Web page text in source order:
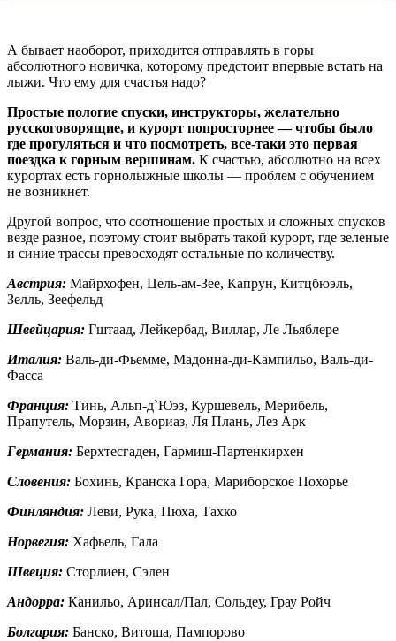
А бывает наоборот, приходится отправлять в горы
абсолютного новичка, которому предстоит впервые встать на
лыжи. Что ему для счастья надо?
Простые пологие спуски, инструкторы, желательно
русскоговорящие, и курорт попросторнее — чтобы было
где прогуляться и что посмотреть, все-таки это первая
поездка к горным вершинам. К счастью, абсолютно на всех
курортах есть горнолыжные школы — проблем с обучением
не возникнет.
Другой вопрос, что соотношение простых и сложных спусков
везде разное, поэтому стоит выбрать такой курорт, где зеленые
и синие трассы превосходят остальные по количеству.
Австрия: Майрхофен, Цель-ам-Зее, Капрун, Китцбюэль,
Зелль, Зеефельд
Швейцария: Гштаад, Лейкербад, Виллар, Ле Льяблере
Италия: Валь-ди-Фьемме, Мадонна-ди-Кампильо, Валь-ди-
Фасса
Франция: Тинь, Альп-д`Юэз, Куршевель, Мерибель,
Прапутель, Морзин, Авориаз, Ля Плань, Лез Арк
Германия: Берхтесгаден, Гармиш-Партенкирхен
Словения: Бохинь, Кранска Гора, Мариборское Похорье
Финляндия: Леви, Рука, Пюха, Тахко
Норвегия: Хафьель, Гала
Швеция: Сторлиен, Сэлен
Андорра: Канильо, Аринсал/Пал, Сольдеу, Грау Ройч
Болгария: Банско, Витоша, Пампорово